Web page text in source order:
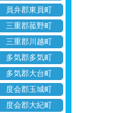
員弁郡東員町
三重郡菰野町
三重郡川越町
多気郡多気町
多気郡大台町
度会郡玉城町
度会郡大紀町